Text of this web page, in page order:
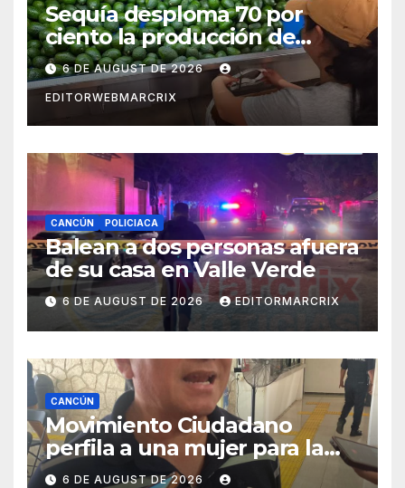
Sequía desploma 70 por
ciento la producción de
aguacate en Candelaria
6 DE AUGUST DE 2026
EDITORWEBMARCRIX
CANCÚN POLICIACA
Balean a dos personas afuera
de su casa en Valle Verde
6 DE AUGUST DE 2026 EDITORMARCRIX
CANCÚN
Movimiento Ciudadano
perfila a una mujer para la
candidatura en Cancún
6 DE AUGUST DE 2026